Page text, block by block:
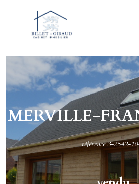
MERVILLE-
référence 3-2542-